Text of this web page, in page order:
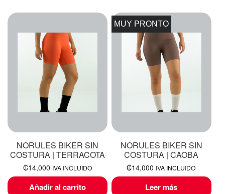
NORULES BIKER SIN
COSTURA | TERRACOTA
₡14,000 IVA INCLUIDO
Añadir al carrito
MUY PRONTO
NORULES BIKER SIN
COSTURA | CAOBA
₡14,000 IVA INCLUIDO
Leer más